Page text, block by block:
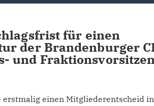
für einen
der Brandenburger
und
erstmalig einen Mitgliederentscheid